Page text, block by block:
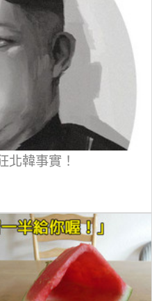
北韓事實！